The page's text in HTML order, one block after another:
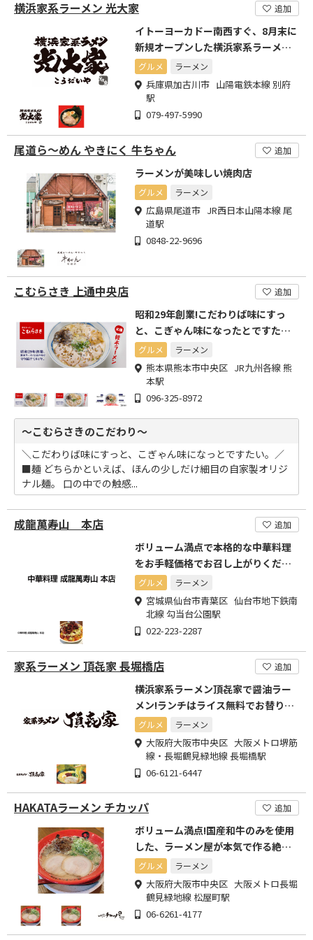
横浜家系ラーメン 光大家 追加
イトーヨーカドー南西すぐ、8月末に
新規オープンした横浜家系ラーメン
店!
グルメ ラーメン
兵庫県加古川市 山陽電鉄本線 別府
駅
079-497-5990
尾道ら～めん やきにく 牛ちゃん 追加
ラーメンが美味しい焼肉店
グルメ ラーメン
広島県尾道市 JR西日本山陽本線 尾
道駅
0848-22-9696
こむらさき 上通中央店 追加
昭和29年創業!こだわりば味にすっ
と、こぎゃん味になったとですた
い。
グルメ ラーメン
熊本県熊本市中央区 JR九州各線 熊
本駅
096-325-8972
～こむらさきのこだわり～
＼こだわりば味にすっと、こぎゃん味になっとですたい。／
■麺 どちらかといえば、ほんの少しだけ細目の自家製オリジ
ナル麺。 口の中での触感...
成龍萬寿山 本店 追加
ボリューム満点で本格的な中華料理
をお手軽価格でお召し上がりくださ
いグルメ ラーメン
宮城県仙台市青葉区 仙台市地下鉄南
北線 勾当台公園駅
022-223-2287
家系ラーメン 頂㐂家 長堀橋店 追加
横浜家系ラーメン頂㐂家で醤油ラー
メン!ランチはライス無料でお替り自
由!
グルメ ラーメン
大阪府大阪市中央区 大阪メトロ堺筋
線・長堀鶴見緑地線 長堀橋駅
06-6121-6447
HAKATAラーメン チカッパ 追加
ボリューム満点!国産和牛のみを使用
した、ラーメン屋が本気で作る絶品<
もつ鍋>
グルメ ラーメン
大阪府大阪市中央区 大阪メトロ長堀
鶴見緑地線 松屋町駅
06-6261-4177